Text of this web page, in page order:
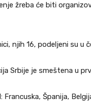
žreba će biti
njih 16, podeljeni su u
Srbije je smeštena u
Francuska, Španija,